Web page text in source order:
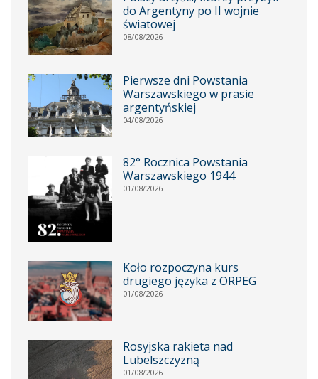
do Argentyny po II wojnie
światowej
08/08/2026
Pierwsze dni Powstania
Warszawskiego w prasie
argentyńskiej
04/08/2026
82° Rocznica Powstania
Warszawskiego 1944
01/08/2026
Koło rozpoczyna kurs
drugiego języka z ORPEG
01/08/2026
Rosyjska rakieta nad
Lubelszczyzną
01/08/2026